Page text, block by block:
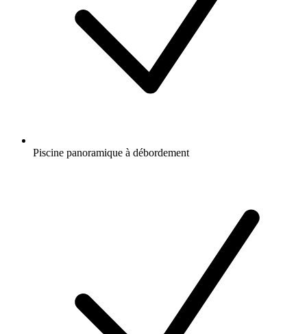
Piscine panoramique à débordement